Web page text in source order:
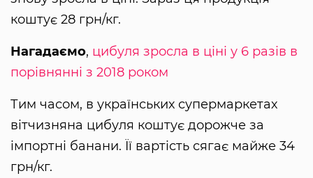
коштує 28 грн/кг.
Нагадаємо, цибуля зросла в ціні у 6 разів в
порівнянні з 2018 роком
Тим часом, в українських супермаркетах
вітчизняна цибуля коштує дорожче за
імпортні банани. Її вартість сягає майже 34
грн/кг.